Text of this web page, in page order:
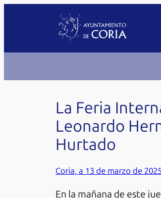
La Feria
Leonardo
Hurtado
Coria, a 13 de marzo de
En la mañana de este